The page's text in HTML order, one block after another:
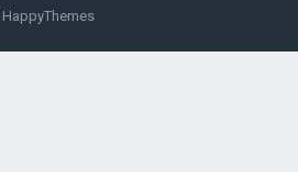
HappyThemes